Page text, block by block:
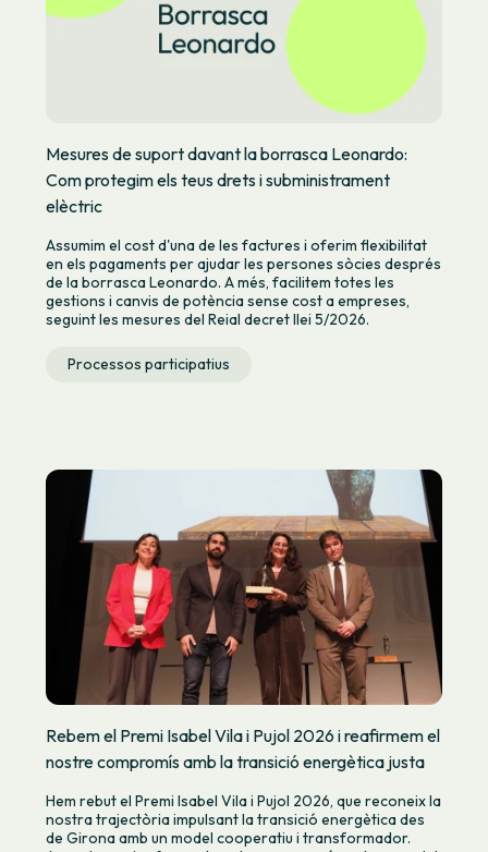
Mesures de suport davant la borrasca Leonardo:
Com protegim els teus drets i subministrament
elèctric
Assumim el cost d'una de les factures i oferim flexibilitat
en els pagaments per ajudar les persones sòcies després
de la borrasca Leonardo. A més, facilitem totes les
gestions i canvis de potència sense cost a empreses,
seguint les mesures del Reial decret llei 5/2026.
Processos participatius
Rebem el Premi Isabel Vila i Pujol 2026 i reafirmem el
nostre compromís amb la transició energètica justa
Hem rebut el Premi Isabel Vila i Pujol 2026, que reconeix la
nostra trajectòria impulsant la transició energètica des
de Girona amb un model cooperatiu i transformador.